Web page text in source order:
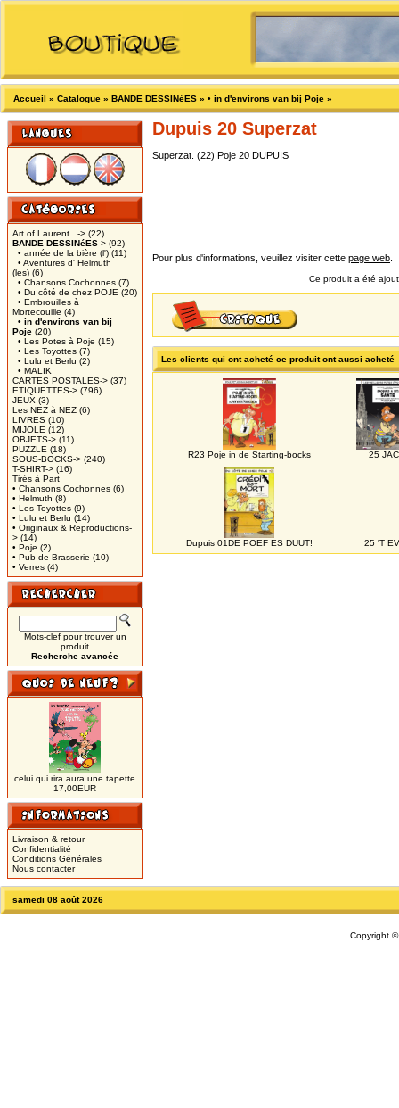
Accueil » Catalogue » BANDE DESSINéES » • in d'environs van bij Poje »
Art of Laurent...-> (22)
BANDE DESSINéES-> (92)
• année de la bière (l') (11)
• Aventures d' Helmuth
(les) (6)
• Chansons Cochonnes (7)
• Du côté de chez POJE (20)
• Embrouilles à
Mortecouille (4)
• in d'environs van bij
Poje (20)
• Les Potes à Poje (15)
• Les Toyottes (7)
• Lulu et Berlu (2)
• MALIK
CARTES POSTALES-> (37)
ETIQUETTES-> (796)
JEUX (3)
Les NEZ à NEZ (6)
LIVRES (10)
MIJOLE (12)
OBJETS-> (11)
PUZZLE (18)
SOUS-BOCKS-> (240)
T-SHIRT-> (16)
Tirés à Part
• Chansons Cochonnes (6)
• Helmuth (8)
• Les Toyottes (9)
• Lulu et Berlu (14)
• Originaux & Reproductions-
> (14)
• Poje (2)
• Pub de Brasserie (10)
• Verres (4)
Mots-clef pour trouver un
produit
Recherche avancée
celui qui rira aura une tapette
17,00EUR
Livraison & retour
Confidentialité
Conditions Générales
Nous contacter
Dupuis 20 Superzat
Superzat. (22) Poje 20 DUPUIS
Pour plus d'informations, veuillez visiter cette page web
Ce produit a été
Les clients qui ont acheté ce produit ont aussi acheté
R23 Poje in de Starting-bocks 25
Dupuis 01DE POEF ES DUUT! 25 'T
samedi 08 août 2026
Copyright